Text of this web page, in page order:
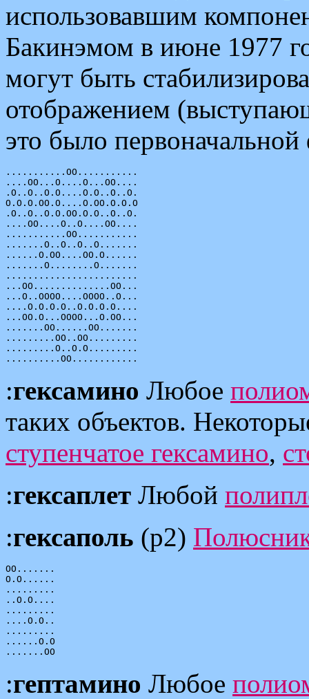
использовавшим
Бакинэмом в июне 1977
могут быть
отображением
это было
...........OO...........
....OO...O....O...OO....
.O..O..O.O....O.O..O..O.
O.O.O.OO.O....O.OO.O.O.O
.O..O..O.O.OO.O.O..O..O.
....OO....O..O....OO....
...........OO...........
.......O..O..O..O.......
......O.OO....OO.O......
.......O........O.......
........................
...OO..............OO...
...O..OOOO....OOOO..O...
....O.O.O.O..O.O.O.O....
...OO.O...OOOO...O.OO...
.......OO......OO.......
.........OO..OO.........
.........O..O.O.........
:гексамино Любое
таких объектов.
ступенчатое гексамино,
:гексаплет Любой
:гексаполь (p2)
OO.......
O.O......
.........
..O.O....
.........
....O.O..
.........
......O.O
:гептамино Любое